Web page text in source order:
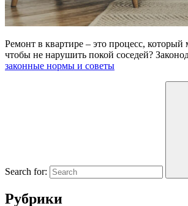
Ремонт в квартире – это процесс,
чтобы не нарушить покой соседей?
законные нормы и советы
Search for:
Рубрики